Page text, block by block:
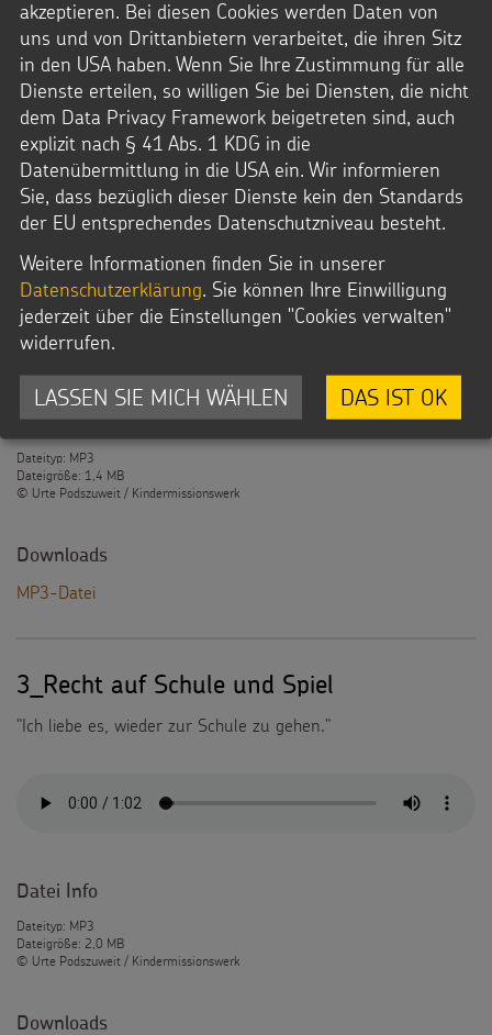
Downloads
MP3-Datei
2_Arbeitstag, 11 Stunden
In der kleinen Fabrik arbeitet Tazim bis zu 11 Stunden am
Tag.
Datei Info
Dateityp: MP3
Dateigröße: 1,4 MB
© Urte Podszuweit / Kindermissionswerk
Downloads
MP3-Datei
3_Recht auf Schule und Spiel
"Ich liebe es, wieder zur Schule zu gehen."
Datei Info
Dateityp: MP3
Dateigröße: 2,0 MB
© Urte Podszuweit / Kindermissionswerk
Downloads
akzeptieren. Bei diesen Cookies werden Daten von
uns und von Drittanbietern verarbeitet, die ihren Sitz
in den USA haben. Wenn Sie Ihre Zustimmung für alle
Dienste erteilen, so willigen Sie bei Diensten, die nicht
dem Data Privacy Framework beigetreten sind, auch
explizit nach § 41 Abs. 1 KDG in die
Datenübermittlung in die USA ein. Wir informieren
Sie, dass bezüglich dieser Dienste kein den Standards
der EU entsprechendes Datenschutzniveau besteht.
Weitere Informationen finden Sie in unserer
Datenschutzerklärung. Sie können Ihre Einwilligung
jederzeit über die Einstellungen "Cookies verwalten"
widerrufen.
LASSEN SIE MICH WÄHLEN DAS IST OK